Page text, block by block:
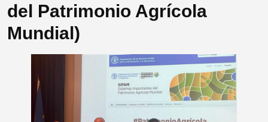
del Patrimonio Agrícola
Mundial)